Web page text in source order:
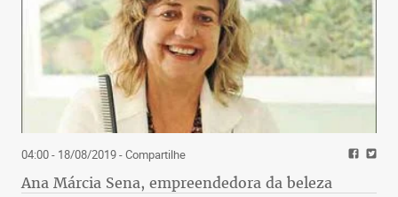
04:00 - 18/08/2019- Compartilhe
Ana Márcia Sena, empreendedora da beleza